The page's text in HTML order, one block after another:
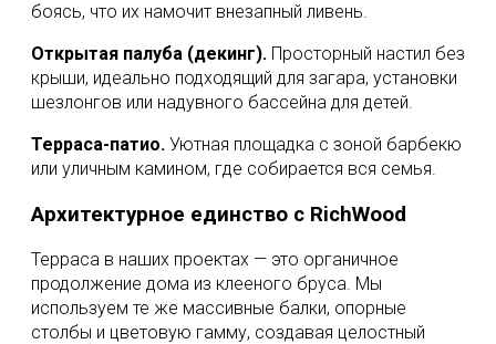
боясь, что их намочит внезапный ливень.
Открытая палуба (декинг). Просторный настил без
крыши, идеально подходящий для загара, установки
шезлонгов или надувного бассейна для детей.
Терраса-патио. Уютная площадка с зоной барбекю
или уличным камином, где собирается вся семья.
Архитектурное единство с RichWood
Терраса в наших проектах — это органичное
продолжение дома из клееного бруса. Мы
используем те же массивные балки, опорные
столбы и цветовую гамму, создавая целостный